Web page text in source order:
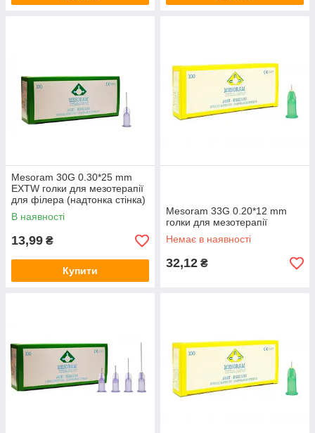
Mesoram 30G 0.30*25 mm
EXTW голки для мезотерапії
для філера (надтонка стінка)
В наявності
13,99 ₴
Купити
Mesoram 33G 0.20*12 mm
голки для мезотерапії
Немає в наявності
32,12 ₴